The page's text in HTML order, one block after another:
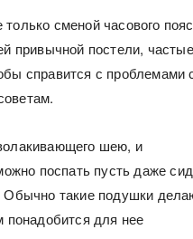
сменой часового
привычной постели, частые
справится с проблемами
шею, и
поспать пусть даже
Обычно такие подушки
понадобится для нее